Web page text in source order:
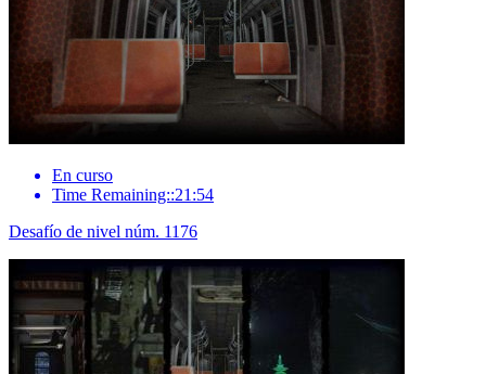
En curso
Time Remaining::21:54
Desafío de nivel núm. 1176